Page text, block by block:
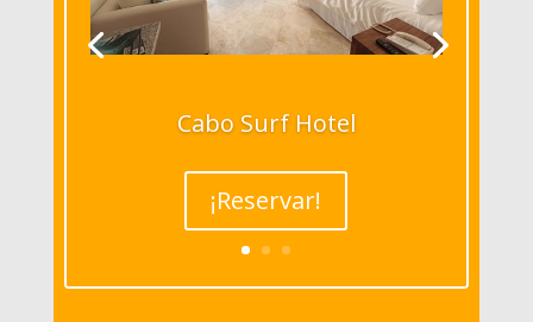
Cabo Surf Hotel
¡Reservar!